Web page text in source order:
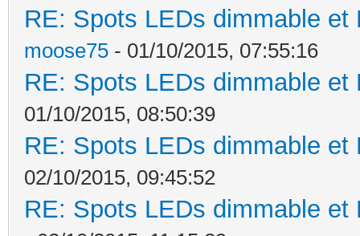
RE: Spots LEDs dimmable
moose75 - 01/10/2015, 07:55:16
RE: Spots LEDs dimmable
01/10/2015, 08:50:39
RE: Spots LEDs dimmable
02/10/2015, 09:45:52
RE: Spots LEDs dimmable